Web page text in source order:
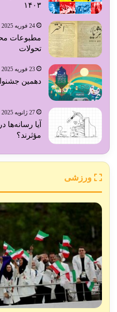
۱۴۰۳
24 فوریه 2025
مطبوعات
تحولات
23 فوریه 2025
دهمین
27 ژانویه 2025
آیا
مؤثرند؟
ورزشی